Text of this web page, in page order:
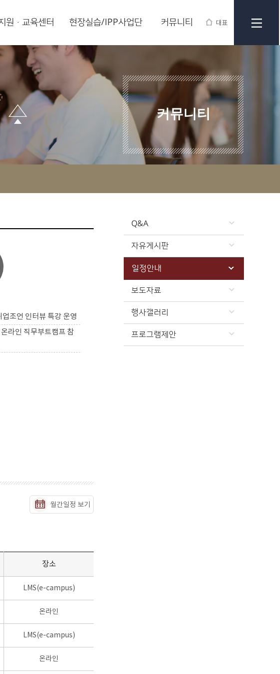
대표
원·교육센터 현장실습/IPP사업단 커뮤니티
커뮤니티
Q&A
자유게시판
일정안내
보도자료
행사갤러리
프로그램제안
조언 인터뷰 특강 운영
라인 직무부트캠프 참
월간일정 보기
장소
LMS(e-campus)
온라인
LMS(e-campus)
온라인